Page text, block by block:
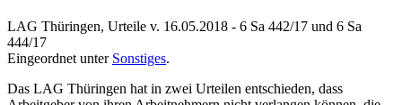
LAG Thüringen, Urteile v. 16.05.2018 - 6 Sa 442/17 und 6 Sa
444/17
Eingeordnet unter Sonstiges.
Das LAG Thüringen hat in zwei Urteilen entschieden, dass